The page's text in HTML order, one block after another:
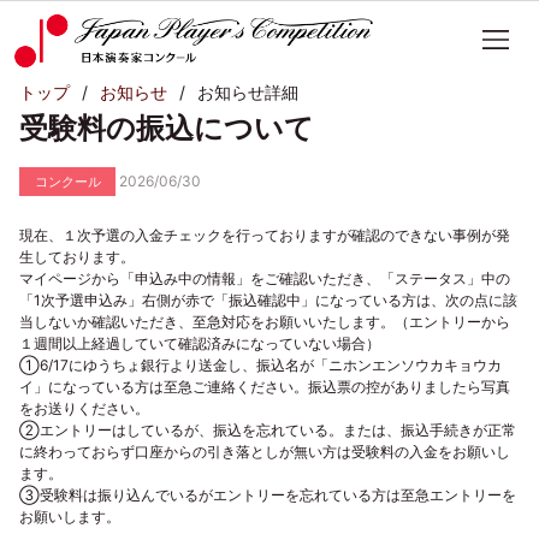
トップ お知らせ お知らせ詳細
受験料の振込について
コンクール 2026/06/30
現在、１次予選の入金チェックを行っておりますが確認のできない事例が発
生しております。
マイページから「申込み中の情報」をご確認いただき、「ステータス」中の
「1次予選申込み」右側が赤で「振込確認中」になっている方は、次の点に該
当しないか確認いただき、至急対応をお願いいたします。（エントリーから
１週間以上経過していて確認済みになっていない場合）
①6/17にゆうちょ銀行より送金し、振込名が「ニホンエンソウカキョウカ
イ」になっている方は至急ご連絡ください。振込票の控がありましたら写真
をお送りください。
②エントリーはしているが、振込を忘れている。または、振込手続きが正常
に終わっておらず口座からの引き落としが無い方は受験料の入金をお願いし
ます。
③受験料は振り込んでいるがエントリーを忘れている方は至急エントリーを
お願いします。